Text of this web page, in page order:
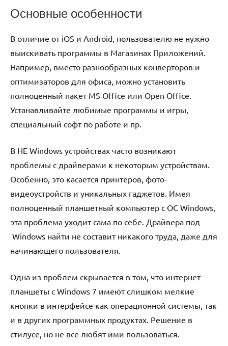
Основные особенности
В отличие от iOS и Android, пользователю не нужно
выискивать программы в Магазинах Приложений.
Например, вместо разнообразных конверторов и
оптимизаторов для офиса, можно установить
полноценный пакет MS Office или Open Office.
Устанавливайте любимые программы и игры,
специальный софт по работе и пр.
В НЕ Windows устройствах часто возникают
проблемы с драйверами к некоторым устройствам.
Особенно, это касается принтеров, фото-
видеоустройств и уникальных гаджетов. Имея
полноценный планшетный компьютер с ОС Windows,
эта проблема уходит сама по себе. Драйвера под
Windows найти не составит никакого труда, даже для
начинающего пользователя.
Одна из проблем скрывается в том, что интернет
планшеты с Windows 7 имеют слишком мелкие
кнопки в интерфейсе как операционной системы, так
и в других программных продуктах. Решение в
стилусе, но не все любят ими пользоваться.